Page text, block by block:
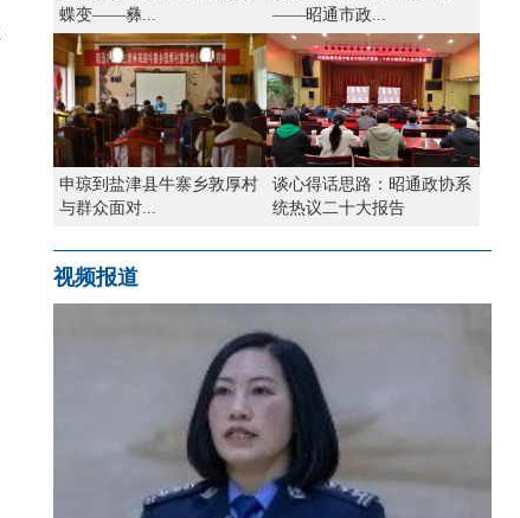
蝶变——彝...
——昭通市政...
申琼到盐津县牛寨乡敦厚村
与群众面对...
谈心得话思路：昭通政协系
统热议二十大报告
视频报道